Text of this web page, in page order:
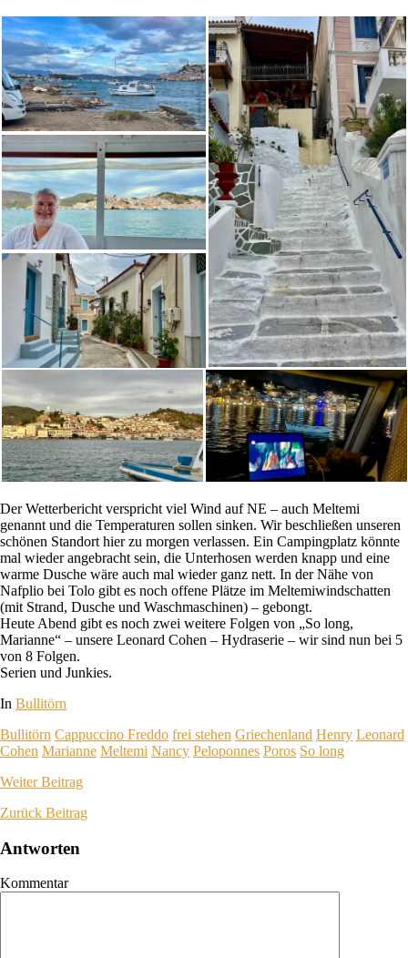
Der Wetterbericht verspricht viel Wind auf NE – auch Meltemi
genannt und die Temperaturen sollen sinken. Wir beschließen unseren
schönen Standort hier zu morgen verlassen. Ein Campingplatz könnte
mal wieder angebracht sein, die Unterhosen werden knapp und eine
warme Dusche wäre auch mal wieder ganz nett. In der Nähe von
Nafplio bei Tolo gibt es noch offene Plätze im Meltemiwindschatten
(mit Strand, Dusche und Waschmaschinen) – gebongt.
Heute Abend gibt es noch zwei weitere Folgen von „So long,
Marianne“ – unsere Leonard Cohen – Hydraserie – wir sind nun bei 5
von 8 Folgen.
Serien und Junkies.
In Bullitörn
Bullitörn Cappuccino Freddo frei stehen Griechenland Henry Leonard
Cohen Marianne Meltemi Nancy Peloponnes Poros So long
WeiterBeitrag
Zurück Beitrag
Antworten
Kommentar